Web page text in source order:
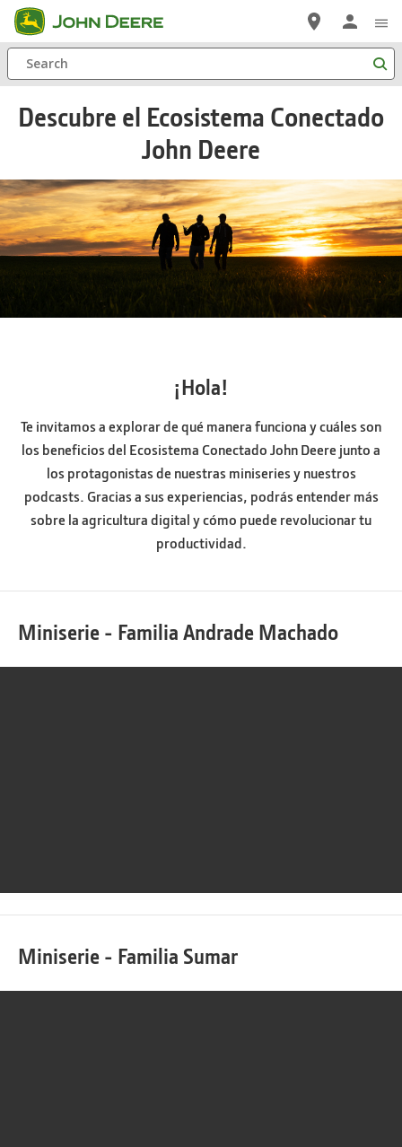
Saltar
a
contenido
Search
Descubre el Ecosistema Conectado
John Deere
¡Hola!
Te invitamos a explorar de qué manera funciona y cuáles son
los beneficios del Ecosistema Conectado John Deere junto a
los protagonistas de nuestras miniseries y nuestros
podcasts. Gracias a sus experiencias, podrás entender más
sobre la agricultura digital y cómo puede revolucionar tu
productividad.
Miniserie - Familia Andrade Machado
Miniserie - Familia Sumar